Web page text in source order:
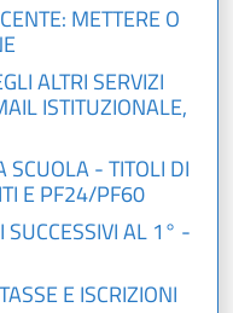
METTERE O
ALTRI SERVIZI
ISTITUZIONALE,
SCUOLA - TITOLI DI
E PF24/PF60
SUCCESSIVI AL 1° -
E ISCRIZIONI